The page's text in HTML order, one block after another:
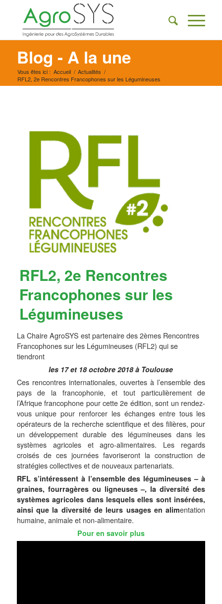
Blog - A la une
Vous êtes ici : Accueil / Actualités /
RFL2, 2e Rencontres Francophones sur les Légumineuses
RFL2, 2e Rencontres
Francophones sur les
Légumineuses
La Chaire AgroSYS est partenaire des 2èmes Rencontres
Francophones sur les Légumineuses (RFL2) qui se
tiendront
les 17 et 18 octobre 2018 à Toulouse
Ces rencontres internationales, ouvertes à l’ensemble des
pays de la francophonie, et tout particulièrement de
l’Afrique francophone pour cette 2e édition, sont un rendez-
vous unique pour renforcer les échanges entre tous les
opérateurs de la recherche scientifique et des filières, pour
un développement durable des légumineuses dans les
systèmes agricoles et agro-alimentaires. Les regards
croisés de ces journées favoriseront la construction de
stratégies collectives et de nouveaux partenariats.
RFL s’intéressent à l’ensemble des légumineuses – à
graines, fourragères ou ligneuses –, la diversité des
systèmes agricoles dans lesquels elles sont insérées,
ainsi que la diversité de leurs usages en alimentation
humaine, animale et non-alimentaire.
Pour en savoir plus